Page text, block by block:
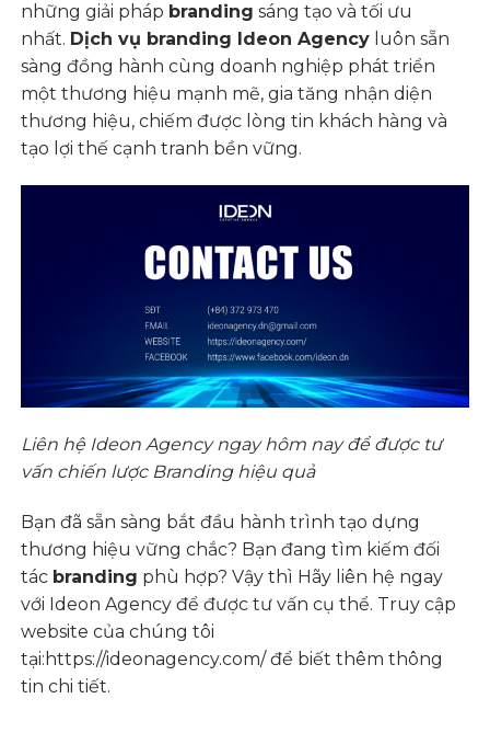
những giải pháp branding sáng tạo và tối ưu
nhất. Dịch vụ branding Ideon Agency luôn sẵn
sàng đồng hành cùng doanh nghiệp phát triển
một thương hiệu mạnh mẽ, gia tăng nhận diện
thương hiệu, chiếm được lòng tin khách hàng và
tạo lợi thế cạnh tranh bền vững.
Liên hệ Ideon Agency ngay hôm nay để được tư
vấn chiến lược Branding hiệu quả
Bạn đã sẵn sàng bắt đầu hành trình tạo dựng
thương hiệu vững chắc? Bạn đang tìm kiếm đối
tác branding phù hợp? Vậy thì Hãy liên hệ ngay
với Ideon Agency để được tư vấn cụ thể. Truy cập
website của chúng tôi
tại: https://ideonagency.com/để biết thêm thông
tin chi tiết.